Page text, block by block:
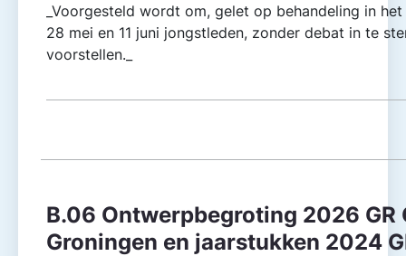
_Voorgesteld wordt om, gelet op behandeling in
28 mei en 11 juni jongstleden, zonder debat in te
voorstellen._
B.06 Ontwerpbegroting 2026 GR
Groningen en jaarstukken 2024